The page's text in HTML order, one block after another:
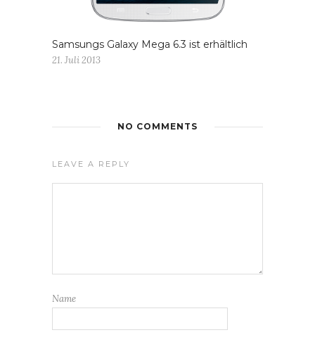
Samsungs Galaxy Mega 6.3 ist erhältlich
21. Juli 2013
NO COMMENTS
LEAVE A REPLY
Name